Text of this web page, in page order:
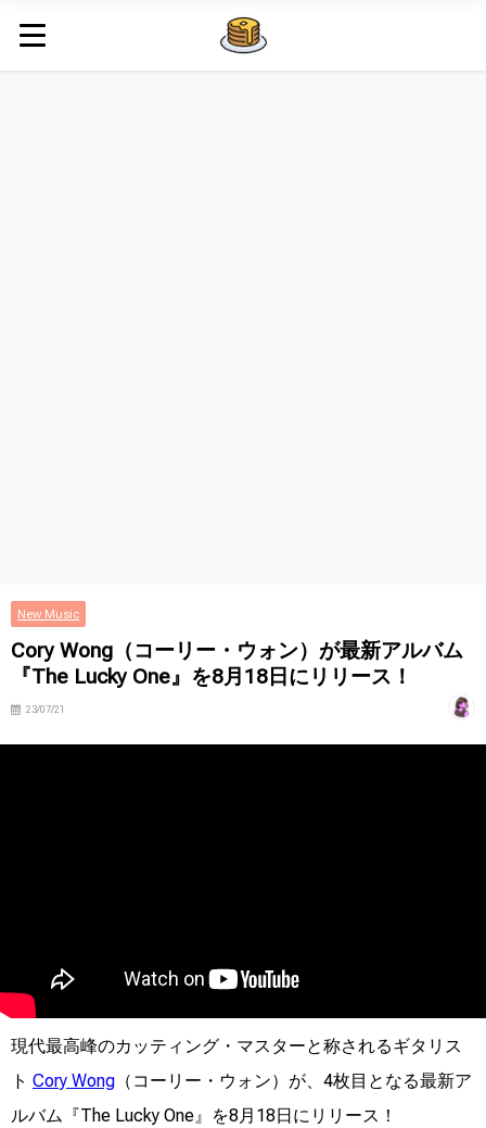
New Music
Cory Wong（コーリー・ウォン）が最新アルバム
『The Lucky One』を8月18日にリリース！
23/07/21
現代最高峰のカッティング・マスターと称されるギタリス
ト Cory Wong （コーリー・ウォン）が、4枚目となる最新ア
ルバム『The Lucky One』を8月18日にリリース！